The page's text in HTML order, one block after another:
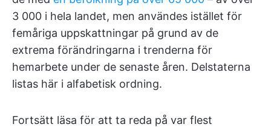
3 000 i hela landet, men användes istället för
femåriga uppskattningar på grund av de
extrema förändringarna i trenderna för
hemarbete under de senaste åren. Delstaterna
listas här i alfabetisk ordning.
Fortsätt läsa för att ta reda på var flest